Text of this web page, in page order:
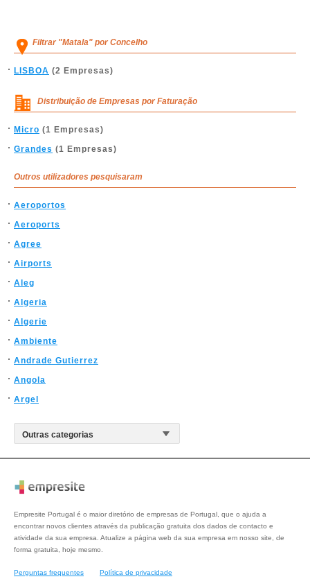
Filtrar "Matala" por Concelho
LISBOA (2 Empresas)
Distribuição de Empresas por Faturação
Micro (1 Empresas)
Grandes (1 Empresas)
Outros utilizadores pesquisaram
Aeroportos
Aeroports
Agree
Airports
Aleg
Algeria
Algerie
Ambiente
Andrade Gutierrez
Angola
Argel
Empresite Portugal é o maior diretório de empresas de Portugal, que o ajuda a
encontrar novos clientes através da publicação gratuita dos dados de contacto e
atividade da sua empresa. Atualize a página web da sua empresa em nosso site, de
forma gratuita, hoje mesmo.
Perguntas frequentes Política de privacidade